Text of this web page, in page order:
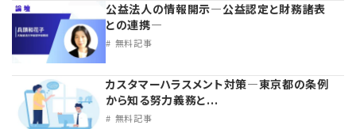
登記関連
定款関連
法改正-法人運営
税務
インボイス
電子帳簿保存法
法改正-労務
個人情報
法改正-法務
資産運用
IT
連載
論壇
カレンダー
【連載】公益法人制度のリアル
【連載】これからの時代の資産運用
【連載】採用・定着・育成のための人事戦略
無料記事
公益・一般法人オンラインとは
公益法人の情報開示―公益認定と財務諸表
との連携―
無料記事
カスタマーハラスメント対策―東京都の条例
から知る努力義務と...
無料記事